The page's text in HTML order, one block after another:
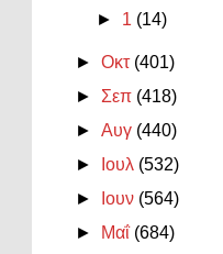
► 1 (14)
►Οκτ (401)
► Σεπ (418)
►Αυγ (440)
►
Ιουλ (532)
►
Ιουν (564)
►
Μαΐ (684)